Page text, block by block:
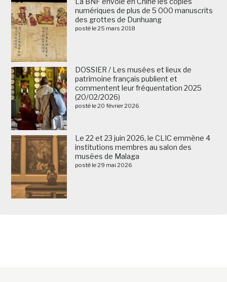
numériques de plus de 5 000 manuscrits
des grottes de Dunhuang
posté le 25 mars 2018
DOSSIER / Les musées et lieux de
patrimoine français publient et
commentent leur fréquentation 2025
(20/02/2026)
posté le 20 février 2026
Le 22 et 23 juin 2026, le CLIC emmène 4
institutions membres au salon des
musées de Malaga
posté le 29 mai 2026